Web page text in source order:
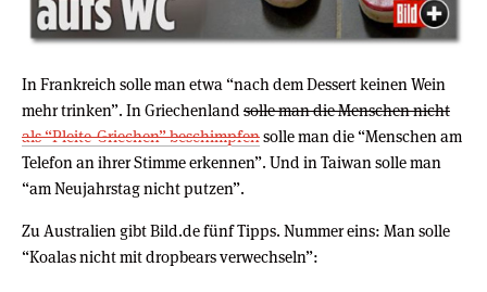
In Frankreich solle man etwa “nach dem Dessert keinen Wein
mehr trinken”. In Griechenland solle man die Menschen nicht
als “Pleite-Griechen” beschimpfensolle man die “Menschen am
Telefon an ihrer Stimme erkennen”. Und in Taiwan solle man
“am Neujahrstag nicht putzen”.
Zu Australien gibt Bild.de fünf Tipps. Nummer eins: Man solle
“Koalas nicht mit dropbears verwechseln”: